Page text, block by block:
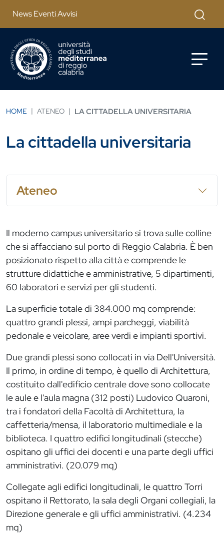
News Eventi Avvisi Cerca
HOME ATENEO LA CITTADELLA UNIVERSITARIA
La cittadella universitaria
Ateneo
Il moderno campus universitario si trova sulle colline
che si affacciano sul porto di Reggio Calabria. È ben
posizionato rispetto alla città e comprende le
strutture didattiche e amministrative, 5 dipartimenti,
60 laboratori e servizi per gli studenti.
La superficie totale di 384.000 mq comprende:
quattro grandi plessi, ampi parcheggi, viabilità
pedonale e veicolare, aree verdi e impianti sportivi.
Due grandi plessi sono collocati in via Dell'Università.
Il primo, in ordine di tempo, è quello di Architettura,
costituito dall'edificio centrale dove sono collocate
le aule e l'aula magna (312 posti) Ludovico Quaroni,
tra i fondatori della Facoltà di Architettura, la
caffetteria/mensa, il laboratorio multimediale e la
biblioteca. I quattro edifici longitudinali (stecche)
ospitano gli uffici dei docenti e una parte degli uffici
amministrativi. (20.079 mq)
Collegate agli edifici longitudinali, le quattro Torri
ospitano il Rettorato, la sala degli Organi collegiali, la
Direzione generale e gli uffici amministrativi. (4.234
mq)